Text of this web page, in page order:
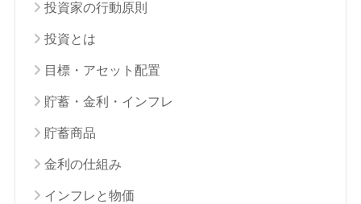
投資家の行動原則
投資とは
目標・アセット配置
貯蓄・金利・インフレ
貯蓄商品
金利の仕組み
インフレと物価